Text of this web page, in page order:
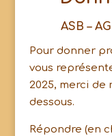
ASB –
Pour donner
vous
2025, merci
dessous.
Répondre (en